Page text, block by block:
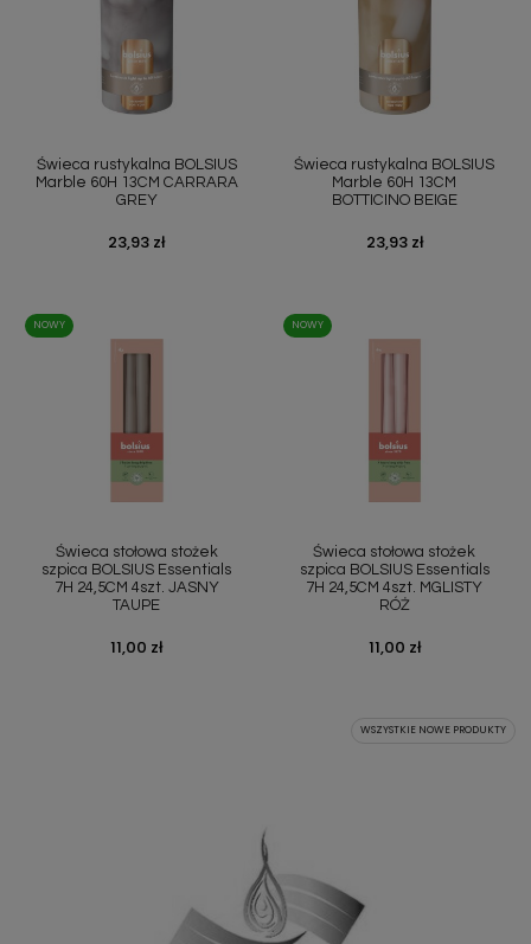
Świeca rustykalna BOLSIUS
Marble 60H 13CM CARRARA
GREY
Cena
23,93 zł
Świeca rustykalna BOLSIUS
Marble 60H 13CM
BOTTICINO BEIGE
Cena
23,93 zł
Świeca stołowa stożek
szpica BOLSIUS Essentials
7H 24,5CM 4szt. JASNY
TAUPE
Cena
11,00 zł
NOWY
Świeca stołowa stożek
szpica BOLSIUS Essentials
7H 24,5CM 4szt. MGLISTY
RÓŻ
Cena
11,00 zł
NOWY
WSZYSTKIE NOWE PRODUKTY